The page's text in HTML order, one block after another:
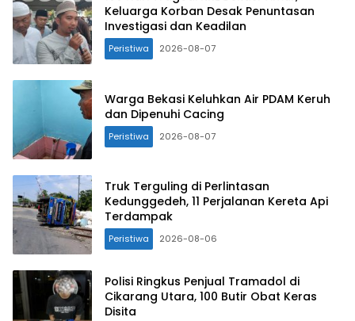
Keluarga Korban Desak Penuntasan
Investigasi dan Keadilan
Peristiwa 2026-08-07
Warga Bekasi Keluhkan Air PDAM Keruh
dan Dipenuhi Cacing
Peristiwa 2026-08-07
Truk Terguling di Perlintasan
Kedunggedeh, 11 Perjalanan Kereta Api
Terdampak
Peristiwa 2026-08-06
Polisi Ringkus Penjual Tramadol di
Cikarang Utara, 100 Butir Obat Keras
Disita